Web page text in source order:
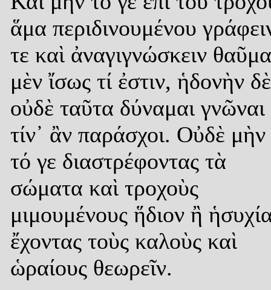
ἅμα περιδινουμένου
τε καὶ ἀναγιγνώσκειν θαῦμα
μὲν ἴσως τί ἐστιν, ἡδονὴν δὲ
οὐδὲ ταῦτα δύναμαι γνῶναι
τίν᾿ ἂν παράσχοι. Οὐδὲ μὴν
τό γε διαστρέφοντας τὰ
σώματα καὶ τροχοὺς
μιμουμένους ἥδιον ἢ
ἔχοντας τοὺς καλοὺς καὶ
ὡραίους θεωρεῖν.